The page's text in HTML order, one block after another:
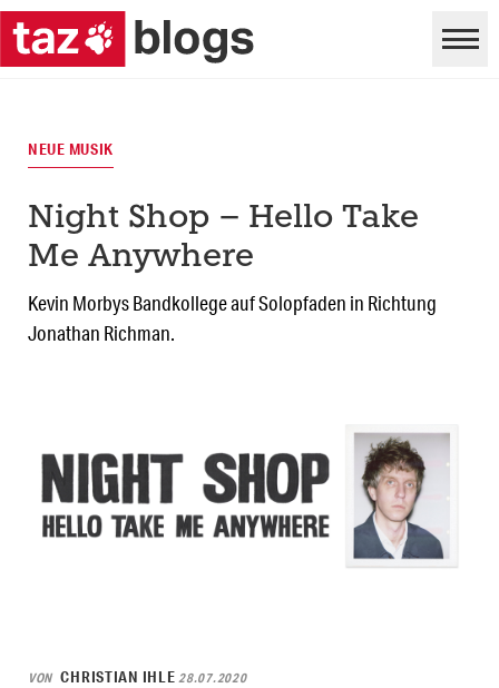
NEUE MUSIK
Night Shop – Hello Take
Me Anywhere
Kevin Morbys Bandkollege auf Solopfaden in Richtung
Jonathan Richman.
VON CHRISTIAN IHLE28.07.2020